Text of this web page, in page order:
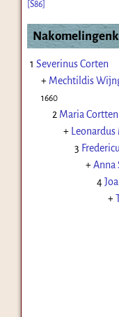
[S86]
1 Severinus Corten
+ Mechtildis
1660
2 Maria Cortten
+ Leonardus
3
+Anna
4
+